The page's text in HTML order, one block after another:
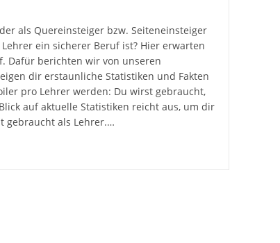
als Quereinsteiger bzw. Seiteneinsteiger
ein sicherer Beruf ist? Hier erwarten
Dafür berichten wir von unseren
dir erstaunliche Statistiken und Fakten
pro Lehrer werden: Du wirst gebraucht,
auf aktuelle Statistiken reicht aus, um dir
gebraucht als Lehrer.…